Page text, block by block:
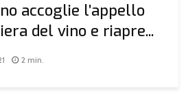
accoglie l’appello
del vino e riapre...
2 min.